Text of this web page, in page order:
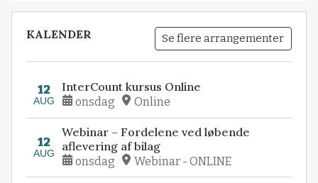
KALENDER Se flere arrangementer
12
AUG
InterCount kursus Online
onsdag Online
12
AUG
Webinar – Fordelene ved løbende
aflevering af bilag
onsdag Webinar - ONLINE